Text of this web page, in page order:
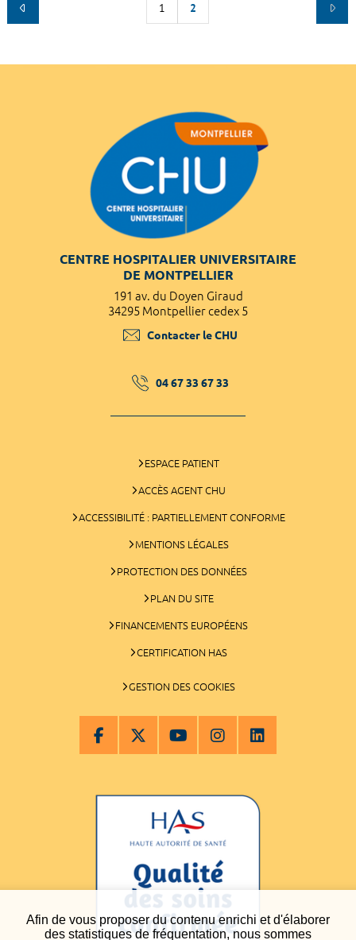
Afin de vous proposer du contenu enrichi et d'élaborer
des statistiques de fréquentation, nous sommes
1 2
CENTRE HOSPITALIER UNIVERSITAIRE
DE MONTPELLIER
191 av. du Doyen Giraud
34295 Montpellier cedex 5
Contacter le CHU
04 67 33 67 33
ESPACE PATIENT
ACCÈS AGENT CHU
ACCESSIBILITÉ : PARTIELLEMENT CONFORME
MENTIONS LÉGALES
PROTECTION DES DONNÉES
PLAN DU SITE
FINANCEMENTS EUROPÉENS
CERTIFICATION HAS
GESTION DES COOKIES